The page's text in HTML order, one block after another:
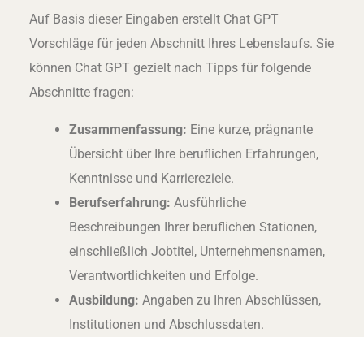
Auf Basis dieser Eingaben erstellt Chat GPT
Vorschläge für jeden Abschnitt Ihres Lebenslaufs. Sie
können Chat GPT gezielt nach Tipps für folgende
Abschnitte fragen:
Zusammenfassung: Eine kurze, prägnante
Übersicht über Ihre beruflichen Erfahrungen,
Kenntnisse und Karriereziele.
Berufserfahrung: Ausführliche
Beschreibungen Ihrer beruflichen Stationen,
einschließlich Jobtitel, Unternehmensnamen,
Verantwortlichkeiten und Erfolge.
Ausbildung: Angaben zu Ihren Abschlüssen,
Institutionen und Abschlussdaten.